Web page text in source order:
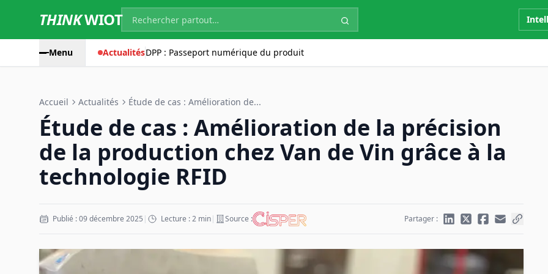
THINKWIOT
Menu ActualitésDPP : Passeport numérique du produit
Accueil Actualités Étude de cas : Amélioration de...
Étude de cas : Amélioration de la précision
de la production chez Van de Vin grâce à la
technologie RFID
Publié : 09 décembre 2025 | Lecture : 2 min| Source : Partager :